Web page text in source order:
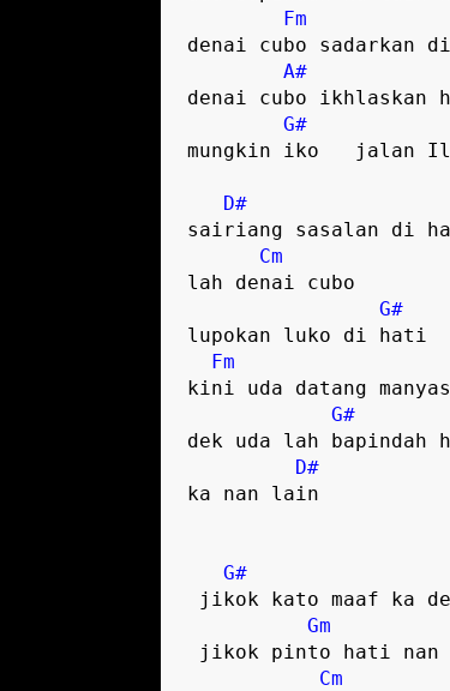
Fm
denai cubo sadarkan
A#
denai cubo ikhlaskan
G#
mungkin iko   jalan
D#
sairiang sasalan di
Cm
lah denai cubo
G#
lupokan luko di hati
Fm
kini uda datang
G#
dek uda lah
D#
ka nan lain
G#
Gm
Cm